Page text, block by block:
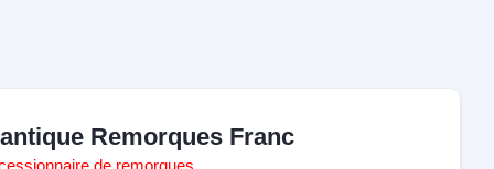
Remorques Franc